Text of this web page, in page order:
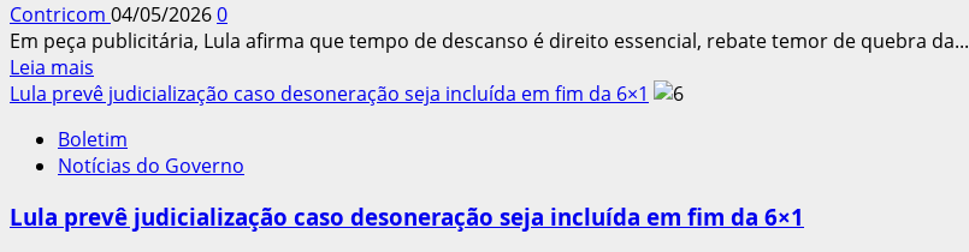
transição
e
pedem
fim
imediato
da
escala
6×1
Contricom 04/05/20260
Em peça publicitária, Lula afirma que tempo de descanso é direito essencial, rebate temor de quebra da...
Leia mais
mais
Governo
Lula
publicidade
Lula prevê judicialização caso desoneração seja incluída em fim da 6×1
Boletim
Notícias do Governo
Lula prevê judicialização caso desoneração seja incluída em fim da 6×1